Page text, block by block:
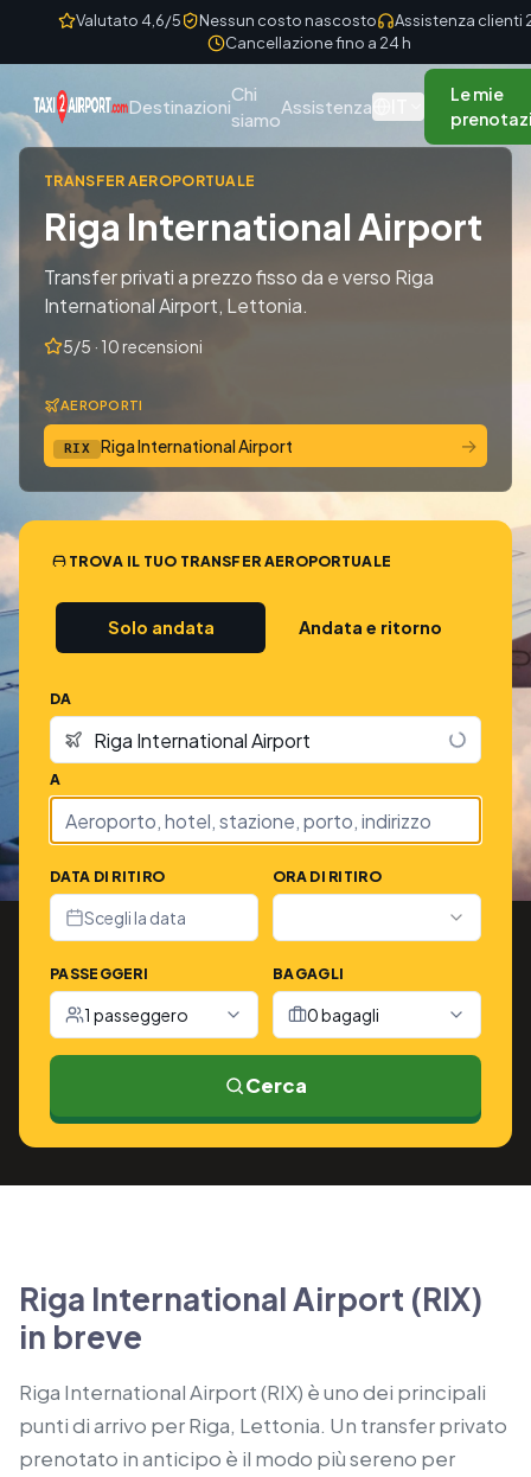
Skip to content
Valutato 4,6/5 Nessun costo nascosto
Assistenza clienti
Cancellazione fino a 24 h
Destinazioni
Chi
siamo
Assistenza
Le mie
TRANSFER AEROPORTUALE
Riga International Airport
Transfer privati a prezzo fisso da e verso Riga
International Airport, Lettonia.
5/5 · 10 recensioni
AEROPORTI
RIX Riga International Airport →
TROVA IL TUO TRANSFER AEROPORTUALE
Solo andata Andata e ritorno
DA
A
DATA DI RITIRO
Scegli la data
ORA DI RITIRO
PASSEGGERI
1 passeggero
BAGAGLI
0 bagagli
Cerca
Riga International Airport (RIX)
in breve
Riga International Airport (RIX) è uno dei principali
punti di arrivo per Riga, Lettonia. Un transfer privato
prenotato in anticipo è il modo più sereno per